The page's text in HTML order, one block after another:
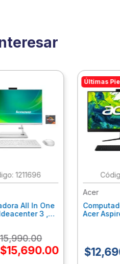
:1211696
All In One
3 ,
Home
15,990.00
$15,690.00
Últimas
Acer
Acer
$12,